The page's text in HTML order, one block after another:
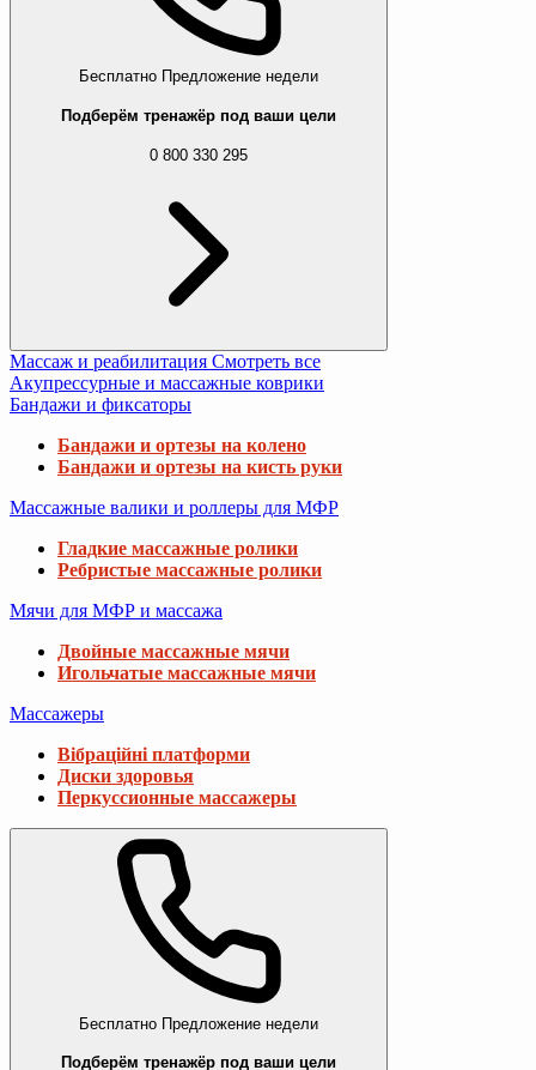
Бесплатно Предложение недели
Подберём тренажёр под ваши цели
0 800 330 295
Массаж и реабилитация Смотреть все
Акупрессурные и массажные коврики
Бандажи и фиксаторы
Бандажи и ортезы на колено
Бандажи и ортезы на кисть руки
Массажные валики и роллеры для МФР
Гладкие массажные ролики
Ребристые массажные ролики
Мячи для МФР и массажа
Двойные массажные мячи
Игольчатые массажные мячи
Массажеры
Вібраційні платформи
Диски здоровья
Перкуссионные массажеры
Бесплатно Предложение недели
Подберём тренажёр под ваши цели